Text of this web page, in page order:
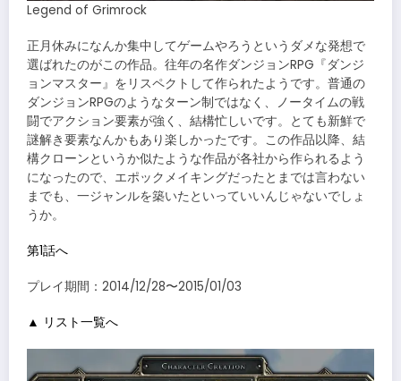
Legend of Grimrock
正月休みになんか集中してゲームやろうというダメな発想で
選ばれたのがこの作品。往年の名作ダンジョンRPG『ダンジ
ョンマスター』をリスペクトして作られたようです。普通の
ダンジョンRPGのようなターン制ではなく、ノータイムの戦
闘でアクション要素が強く、結構忙しいです。とても新鮮で
謎解き要素なんかもあり楽しかったです。この作品以降、結
構クローンというか似たような作品が各社から作られるよう
になったので、エポックメイキングだったとまでは言わない
までも、一ジャンルを築いたといっていいんじゃないでしょ
うか。
第1話へ
プレイ期間：2014/12/28〜2015/01/03
▲ リスト一覧へ